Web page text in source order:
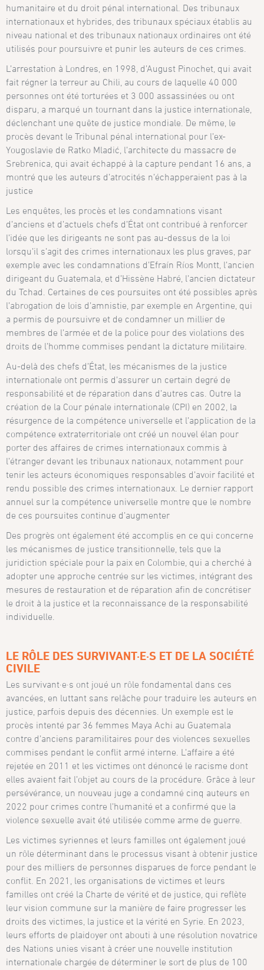
humanitaire et du droit pénal international. Des tribunaux
internationaux et hybrides, des tribunaux spéciaux établis au
niveau national et des tribunaux nationaux ordinaires ont été
utilisés pour poursuivre et punir les auteurs de ces crimes.
L’arrestation à Londres, en 1998, d’August Pinochet, qui avait
fait régner la terreur au Chili, au cours de laquelle 40 000
personnes ont été torturées et 3 000 assassinées ou ont
disparu, a marqué un tournant dans la justice internationale,
déclenchant une quête de justice mondiale. De même, le
procès devant le Tribunal pénal international pour l’ex-
Yougoslavie de Ratko Mladić, l’architecte du massacre de
Srebrenica, qui avait échappé à la capture pendant 16 ans, a
montré que les auteurs d’atrocités n’échapperaient pas à la
justice
Les enquêtes, les procès et les condamnations visant
d’anciens et d’actuels chefs d’État ont contribué à renforcer
l’idée que les dirigeants ne sont pas au-dessus de la loi
lorsqu’il s’agit des crimes internationaux les plus graves, par
exemple avec les condamnations d’Efraín Ríos Montt, l’ancien
dirigeant du Guatemala, et d’Hissène Habré, l’ancien dictateur
du Tchad. Certaines de ces poursuites ont été possibles après
l’abrogation de lois d’amnistie, par exemple en Argentine, qui
a permis de poursuivre et de condamner un millier de
membres de l’armée et de la police pour des violations des
droits de l’homme commises pendant la dictature militaire.
Au-delà des chefs d’État, les mécanismes de la justice
internationale ont permis d’assurer un certain degré de
responsabilité et de réparation dans d’autres cas. Outre la
création de la Cour pénale internationale (CPI) en 2002, la
résurgence de la compétence universelle et l’application de la
compétence extraterritoriale ont créé un nouvel élan pour
porter des affaires de crimes internationaux commis à
l’étranger devant les tribunaux nationaux, notamment pour
tenir les acteurs économiques responsables d’avoir facilité et
rendu possible des crimes internationaux. Le dernier rapport
annuel sur la compétence universelle montre que le nombre
de ces poursuites continue d’augmenter
Des progrès ont également été accomplis en ce qui concerne
les mécanismes de justice transitionnelle, tels que la
juridiction spéciale pour la paix en Colombie, qui a cherché à
adopter une approche centrée sur les victimes, intégrant des
mesures de restauration et de réparation afin de concrétiser
le droit à la justice et la reconnaissance de la responsabilité
individuelle.
LE RÔLE DES SURVIVANT·E·S ET DE LA SOCIÉTÉ
CIVILE
Les survivant·e·s ont joué un rôle fondamental dans ces
avancées, en luttant sans relâche pour traduire les auteurs en
justice, parfois depuis des décennies. Un exemple est le
procès intenté par 36 femmes Maya Achi au Guatemala
contre d’anciens paramilitaires pour des violences sexuelles
commises pendant le conflit armé interne. L’affaire a été
rejetée en 2011 et les victimes ont dénoncé le racisme dont
elles avaient fait l’objet au cours de la procédure. Grâce à leur
persévérance, un nouveau juge a condamné cinq auteurs en
2022 pour crimes contre l’humanité et a confirmé que la
violence sexuelle avait été utilisée comme arme de guerre.
Les victimes syriennes et leurs familles ont également joué
un rôle déterminant dans le processus visant à obtenir justice
pour des milliers de personnes disparues de force pendant le
conflit. En 2021, les organisations de victimes et leurs
familles ont créé la Charte de vérité et de justice, qui reflète
leur vision commune sur la manière de faire progresser les
droits des victimes, la justice et la vérité en Syrie. En 2023,
leurs efforts de plaidoyer ont abouti à une résolution novatrice
des Nations unies visant à créer une nouvelle institution
internationale chargée de déterminer le sort de plus de 100